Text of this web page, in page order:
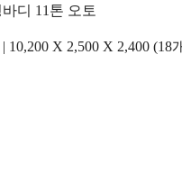
디 11톤 오토
10,200 X 2,500 X 2,400 (18